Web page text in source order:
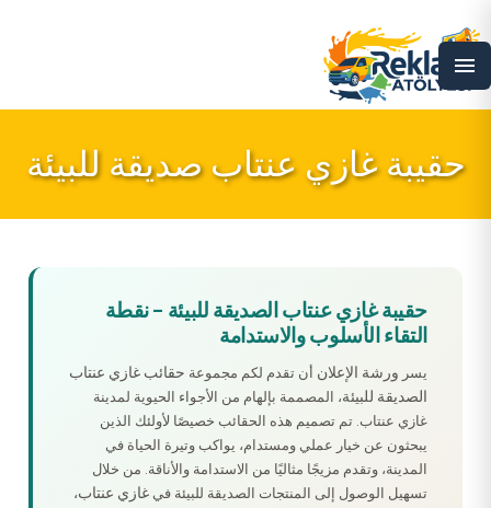
menu
حقيبة غازي عنتاب صديقة للبيئة
حقيبة غازي عنتاب الصديقة للبيئة – نقطة
التقاء الأسلوب والاستدامة
يسر ورشة الإعلان أن تقدم لكم مجموعة حقائب غازي عنتاب
الصديقة للبيئة، المصممة بإلهام من الأجواء الحيوية لمدينة
غازي عنتاب. تم تصميم هذه الحقائب خصيصًا لأولئك الذين
يبحثون عن خيار عملي ومستدام، يواكب وتيرة الحياة في
المدينة، وتقدم مزيجًا مثاليًا من الاستدامة والأناقة. من خلال
تسهيل الوصول إلى المنتجات الصديقة للبيئة في غازي عنتاب،